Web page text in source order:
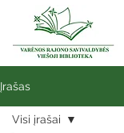
Įrašas
Visi įrašai